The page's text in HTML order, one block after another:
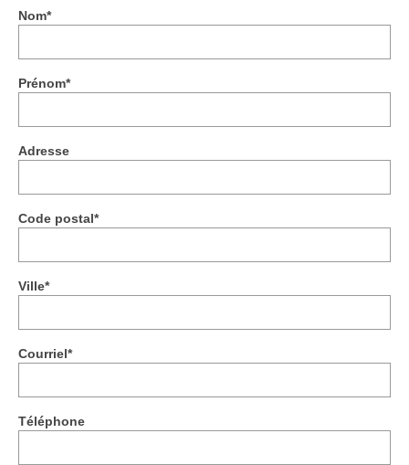
Adhérer
PROJETS
Les lettres aux sociétaires
THEMATIQUES
Energie
Déchets
Nom*
Prénom*
Adresse
Code postal*
Ville*
Courriel*
Téléphone